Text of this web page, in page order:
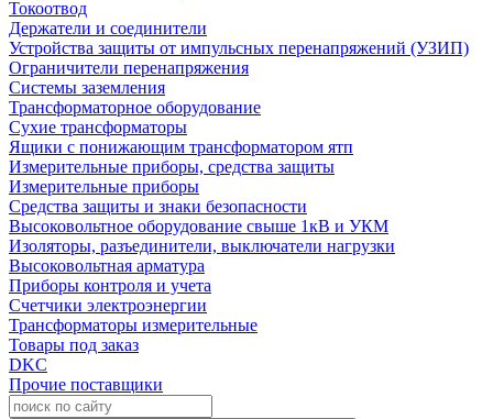
Токоотвод
Держатели и соединители
Устройства защиты от импульсных перенапряжений (УЗИП)
Ограничители перенапряжения
Системы заземления
Трансформаторное оборудование
Сухие трансформаторы
Ящики с понижающим трансформатором ятп
Измерительные приборы, средства защиты
Измерительные приборы
Средства защиты и знаки безопасности
Высоковольтное оборудование свыше 1кВ и УКМ
Изоляторы, разъединители, выключатели нагрузки
Высоковольтная арматура
Приборы контроля и учета
Счетчики электроэнергии
Трансформаторы измерительные
Товары под заказ
DKC
Прочие поставщики